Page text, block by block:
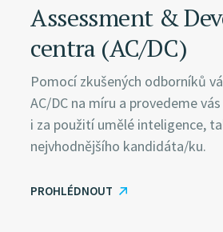
Assessment &
centra (AC/DC)
Pomocí zkušených odborníků
AC/DC na míru a provedeme
i za použití umělé inteligence,
nejvhodnějšího kandidáta/ku.
PROHLÉDNOUT